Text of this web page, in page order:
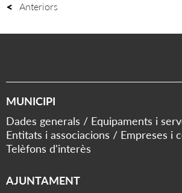
Anteriors
MUNICIPI
Dades generals
Equipaments i
Entitats i associacions
Empreses i
Telèfons d'interès
AJUNTAMENT